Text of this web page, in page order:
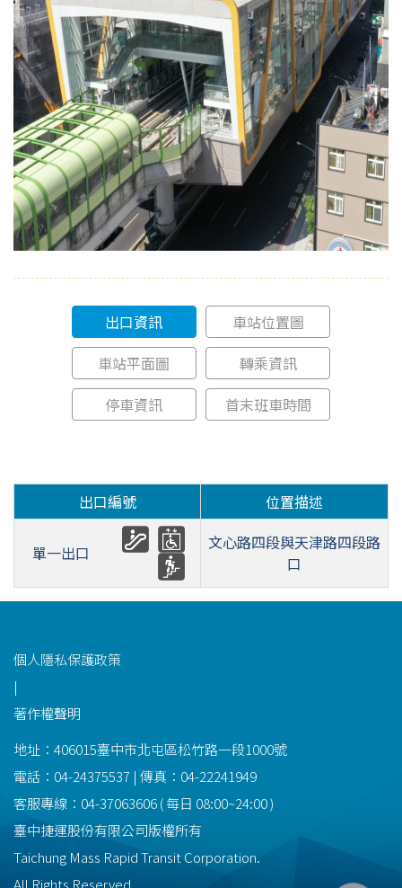
出口資訊
車站位置圖
車站平面圖
轉乘資訊
停車資訊
首末班車時間
出口編號 位置描述
單一出口
文心路四段與天津路四段路
口
功能選單連結
個人隱私保護政策
|
著作權聲明
地址：406015臺中市北屯區松竹路一段1000號
電話：04-24375537 | 傳真：04-22241949
客服專線： 04-37063606(每日 08:00~24:00)
臺中捷運股份有限公司版權所有
Taichung Mass Rapid Transit Corporation.
All Rights Reserved.